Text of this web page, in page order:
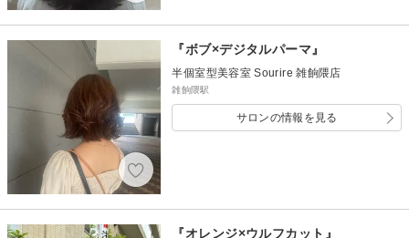
『ボブ×デジタルパーマ』
半個室型美容室 Sourire 雑餉隈店
雑餉隈駅
サロンの情報を見る
『オレンジ×ウルフカット』